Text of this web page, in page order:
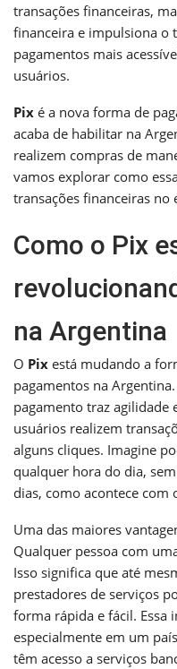
transações financeiras,
financeira e impulsiona o
pagamentos mais
usuários.
Pix é a nova forma de
acaba de habilitar na
realizem compras de
vamos explorar como
transações financeiras no
Como o Pix
na Argentina
O Pix está mudando a
pagamentos na
pagamento traz
usuários realizem
alguns cliques. Imagine
qualquer hora do dia,
dias, como acontece com
Uma das maiores
Qualquer pessoa com
Isso significa que até
prestadores de serviços
forma rápida e fácil. Essa
especialmente em um
têm acesso a serviços